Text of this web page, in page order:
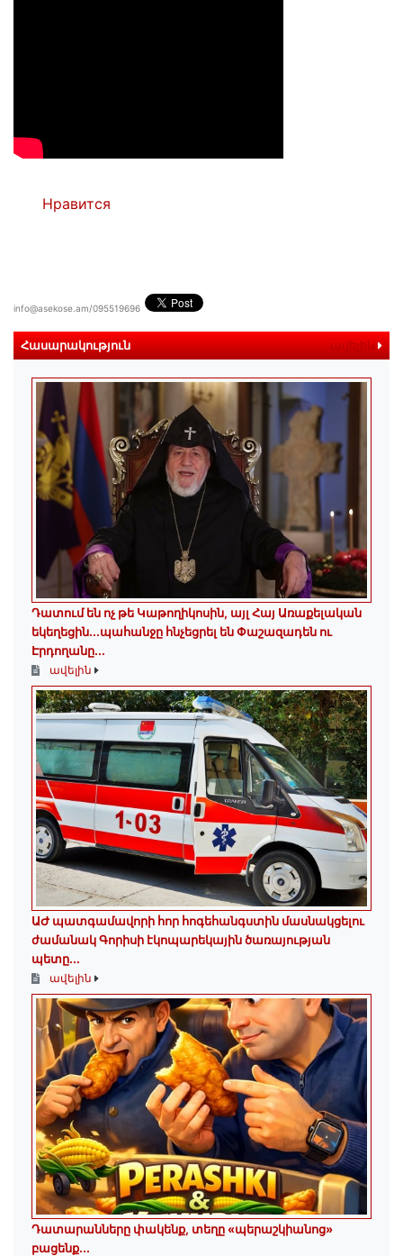
Нравится
info@asekose.am/095519696
Հասարակություն ավելին
Դատում են ոչ թե Կաթողիկոսին, այլ Հայ Առաքելական
եկեղեցին․․․պահանջը հնչեցրել են Փաշազադեն ու
Էրդողանը․․․
ավելին
ԱԺ պատգամավորի հոր հոգեհանգստին մասնակցելու
ժամանակ Գորիսի էկոպարեկային ծառայության
պետը...
ավելին
Դատարանները փակենք, տեղը «պերաշկիանոց»
բացենք․․․